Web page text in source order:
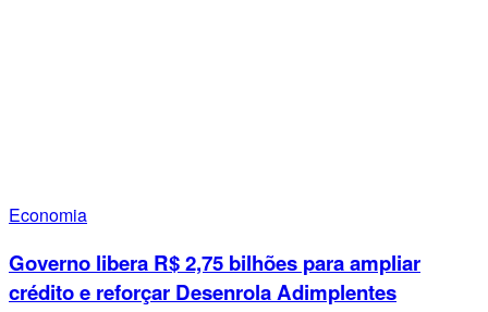
Economia
Governo libera R$ 2,75 bilhões para ampliar
crédito e reforçar Desenrola Adimplentes